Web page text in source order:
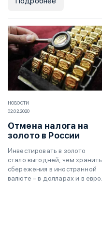
НОВОСТИ
02.02.2020
Отмена налога на
золото в России
Инвестировать в золото
стало выгодней, чем хранить
сбережения в иностранной
валюте – в долларах и в евро.